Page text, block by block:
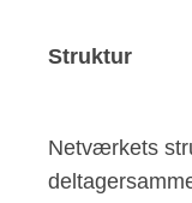
Struktur
Netværkets